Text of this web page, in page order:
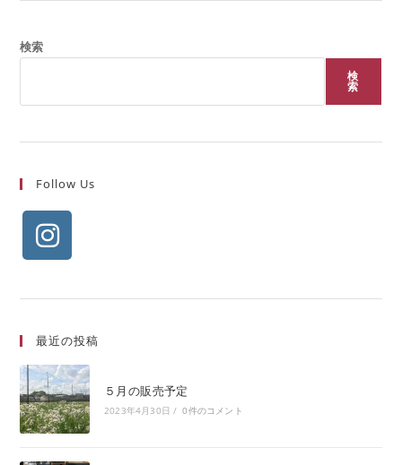
検索
検
索
Follow Us
最近の投稿
５月の販売予定
2023年4月30日 / 0件のコメント